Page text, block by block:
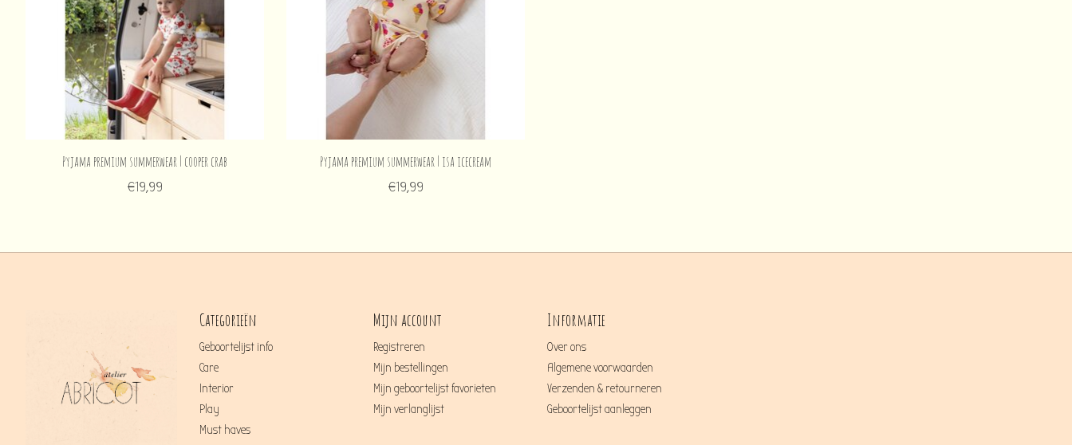
Pyjama premium summerwear | cooper crab
€19,99
Pyjama premium summerwear | isa icecream
€19,99
Categorieën
Geboortelijst info
Care
Interior
Play
Must haves
Mijn account
Registreren
Mijn bestellingen
Mijn geboortelijst favorieten
Mijn verlanglijst
Informatie
Over ons
Algemene voorwaarden
Verzenden & retourneren
Geboortelijst aanleggen